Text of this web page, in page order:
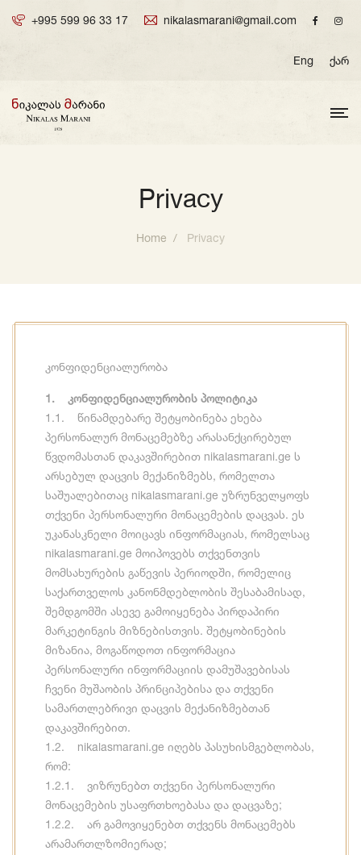
+995 599 96 33 17 nikalasmarani@gmail.com
Eng ქარ
Privacy
Home Privacy
კონფიდენციალურობა
1. კონფიდენციალურობის პოლიტიკა
1.1. წინამდებარე შეტყობინება ეხება
პერსონალურ მონაცემებზე არასანქცირებულ
წვდომასთან დაკავშირებით nikalasmarani.ge ს
არსებულ დაცვის მექანიზმებს, რომელთა
საშუალებითაც nikalasmarani.ge უზრუნველყოფს
თქვენი პერსონალური მონაცემების დაცვას. ეს
უკანასკნელი მოიცავს ინფორმაციას, რომელსაც
nikalasmarani.ge მოიპოვებს თქვენთვის
მომსახურების გაწევის პერიოდში, რომელიც
საქართველოს კანონმდებლობის შესაბამისად,
შემდგომში ასევე გამოიყენება პირდაპირი
მარკეტინგის მიზნებისთვის. შეტყობინების
მიზანია, მოგაწოდოთ ინფორმაცია
პერსონალური ინფორმაციის დამუშავებისას
ჩვენი მუშაობის პრინციპებისა და თქვენი
სამართლებრივი დაცვის მექანიზმებთან
დაკავშირებით.
1.2. nikalasmarani.ge იღებს პასუხისმგებლობას,
რომ:
1.2.1. ვიზრუნებთ თქვენი პერსონალური
მონაცემების უსაფრთხოებასა და დაცვაზე;
1.2.2. არ გამოვიყენებთ თქვენს მონაცემებს
არამართლზომიერად;